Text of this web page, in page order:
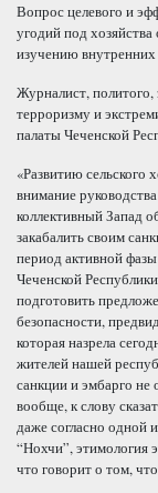
Вопрос целевого и
угодий под
изучению
Журналист,
терроризму и
палаты Чеченской
«Развитию сельского
внимание
коллективный Запад
закабалить своим
период активной
Чеченской
подготовить
безопасности,
которая назрела
жителей нашей
санкции и эмбарго не
вообще, к слову
даже согласно одной
“Нохчи”, этимология
что говорит о том,